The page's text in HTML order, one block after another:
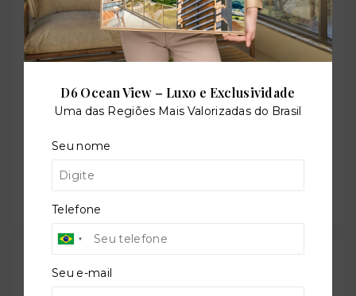
Situação:
Previsão de entrega:
30/04/2028
Localização
D6 Ocean View – Luxo e Exclusividade
Uma das Regiões Mais Valorizadas do Brasil
Seu nome
Telefone
Seu e-mail